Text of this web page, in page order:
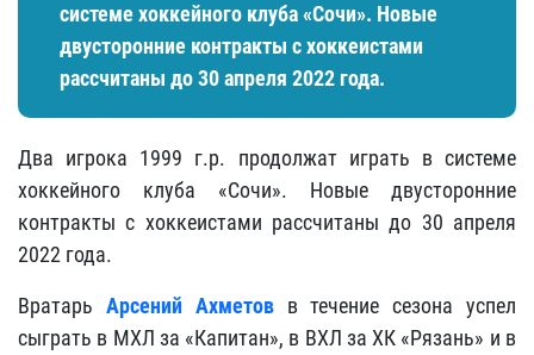
системе хоккейного клуба «Сочи». Новые
двусторонние контракты с хоккеистами
рассчитаны до 30 апреля 2022 года.
Два игрока 1999 г.р. продолжат играть в системе
хоккейного клуба «Сочи». Новые двусторонние
контракты с хоккеистами рассчитаны до 30 апреля
2022 года.
Вратарь Арсений Ахметовв течение сезона успел
сыграть в МХЛ за «Капитан», в ВХЛ за ХК «Рязань» и в